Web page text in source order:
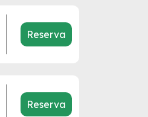
Reserva
Reserva